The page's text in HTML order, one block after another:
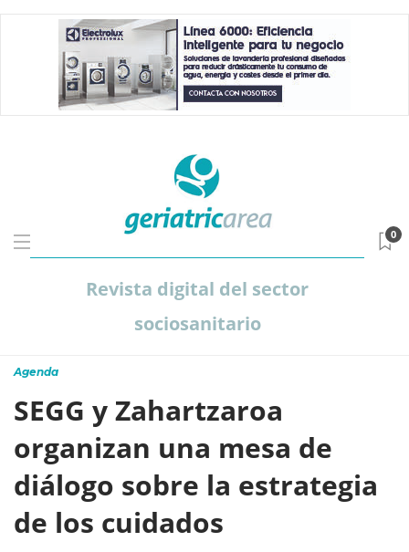
Revista digital del sector
sociosanitario
0
Agenda
SEGG y Zahartzaroa
organizan una mesa de
diálogo sobre la estrategia
de los cuidados